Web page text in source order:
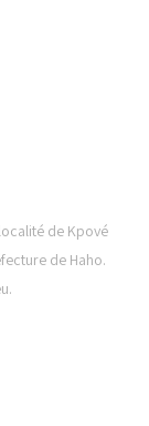
de Kpové
de Haho.